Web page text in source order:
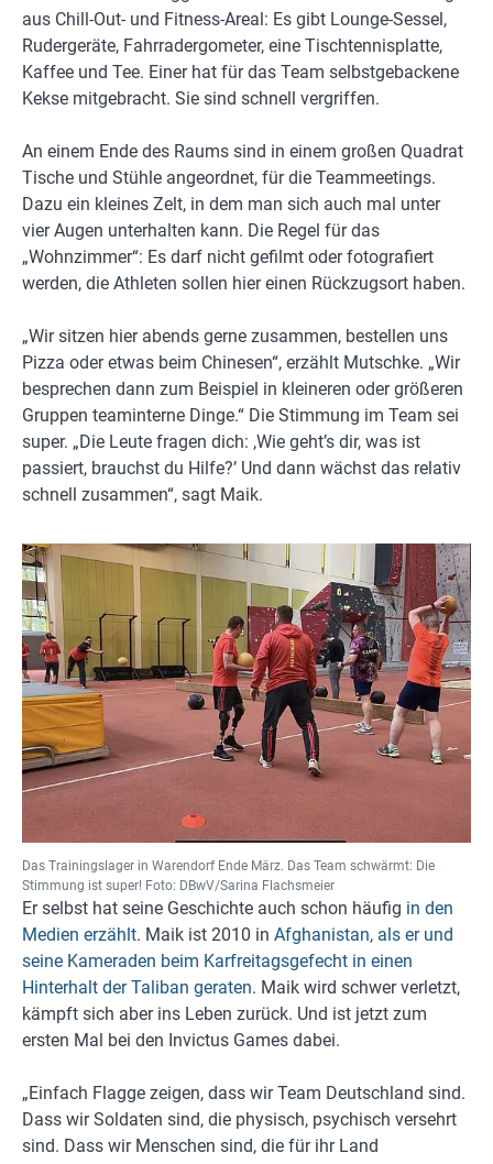
aus Chill-Out- und Fitness-Areal: Es gibt Lounge-Sessel,
Rudergeräte, Fahrradergometer, eine Tischtennisplatte,
Kaffee und Tee. Einer hat für das Team selbstgebackene
Kekse mitgebracht. Sie sind schnell vergriffen.
An einem Ende des Raums sind in einem großen Quadrat
Tische und Stühle angeordnet, für die Teammeetings.
Dazu ein kleines Zelt, in dem man sich auch mal unter
vier Augen unterhalten kann. Die Regel für das
„Wohnzimmer“: Es darf nicht gefilmt oder fotografiert
werden, die Athleten sollen hier einen Rückzugsort haben.
„Wir sitzen hier abends gerne zusammen, bestellen uns
Pizza oder etwas beim Chinesen“, erzählt Mutschke. „Wir
besprechen dann zum Beispiel in kleineren oder größeren
Gruppen teaminterne Dinge.“ Die Stimmung im Team sei
super. „Die Leute fragen dich: ,Wie geht’s dir, was ist
passiert, brauchst du Hilfe?’ Und dann wächst das relativ
schnell zusammen“, sagt Maik.
Das Trainingslager in Warendorf Ende März. Das Team schwärmt: Die
Stimmung ist super! Foto: DBwV/Sarina Flachsmeier
Er selbst hat seine Geschichte auch schon häufig in den
Medien erzählt. Maik ist 2010 in Afghanistan, als er und
seine Kameraden beim Karfreitagsgefecht in einen
Hinterhalt der Taliban geraten. Maik wird schwer verletzt,
kämpft sich aber ins Leben zurück. Und ist jetzt zum
ersten Mal bei den Invictus Games dabei.
„Einfach Flagge zeigen, dass wir Team Deutschland sind.
Dass wir Soldaten sind, die physisch, psychisch versehrt
sind. Dass wir Menschen sind, die für ihr Land